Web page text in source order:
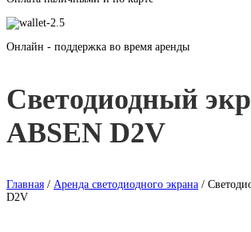
Онлайн - поддержка во время аренды
Светодиодный
ABSEN D2V
Главная / Аренда светодиодного экрана /
D2V